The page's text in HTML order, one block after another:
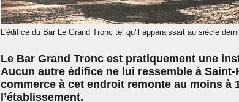
L'édifice du Bar Le Grand Tronc tel qu'il apparaissait au siècle
Le Bar Grand Tronc est pratiquement une
Aucun autre édifice ne lui ressemble à Saint-
commerce à cet endroit remonte au moins à
l’établissement.